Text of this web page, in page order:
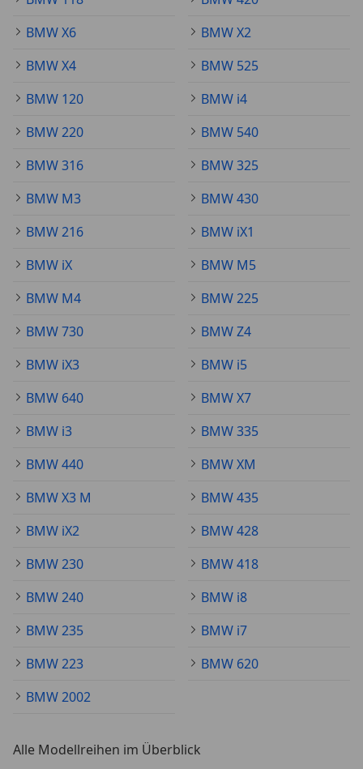
BMW X6
BMW X2
BMW X4
BMW 525
BMW 120
BMW i4
BMW 220
BMW 540
BMW 316
BMW 325
BMW M3
BMW 430
BMW 216
BMW iX1
BMW iX
BMW M5
BMW M4
BMW 225
BMW 730
BMW Z4
BMW iX3
BMW i5
BMW 640
BMW X7
BMW i3
BMW 335
BMW 440
BMW XM
BMW X3 M
BMW 435
BMW iX2
BMW 428
BMW 230
BMW 418
BMW 240
BMW i8
BMW 235
BMW i7
BMW 223
BMW 620
BMW 2002
Alle Modellreihen im Überblick